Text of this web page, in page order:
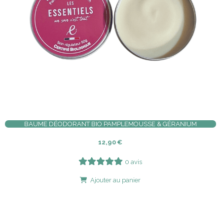
BAUME DÉODORANT BIO PAMPLEMOUSSE & GÉRANIUM
12,90 €
0 avis
Ajouter au panier